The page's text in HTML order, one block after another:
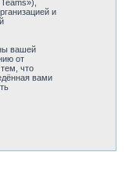
и
вашей
от
что
вами